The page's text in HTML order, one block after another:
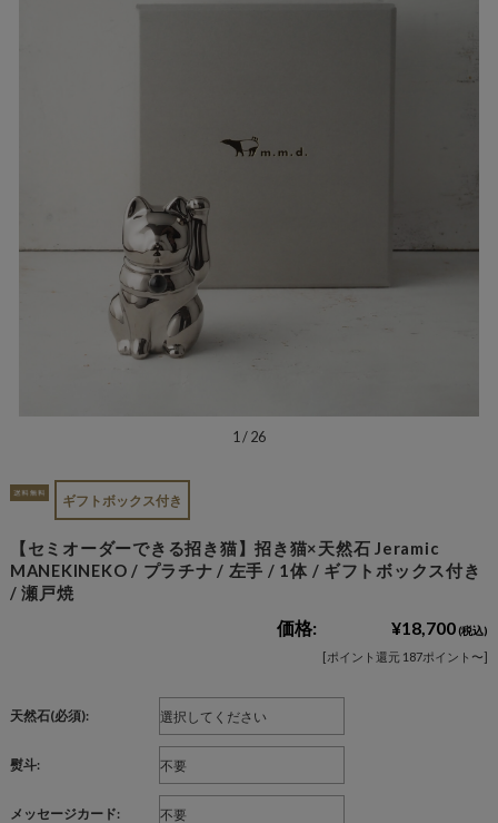
1 /26
ギフトボックス付き
【セミオーダーできる招き猫】招き猫×天然石 Jeramic
MANEKINEKO / プラチナ / 左手 / 1体 / ギフトボックス付き
/ 瀬戸焼
価格: ¥18,700(税込)
[ポイント還元 187ポイント〜]
天然石(必須):
熨斗:
メッセージカード: